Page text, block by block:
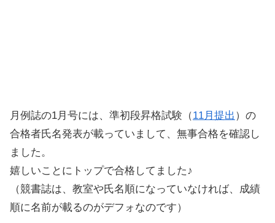
月例誌の1月号には、準初段昇格試験（11月提出 ）の
合格者氏名発表が載っていまして、無事合格を確認し
ました。
嬉しいことにトップで合格してました♪
（競書誌は、教室や氏名順になっていなければ、成績
順に名前が載るのがデフォなのです）